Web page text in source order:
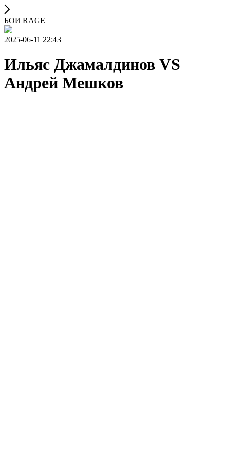
БОИ RAGE
2025-06-11 22:43
Ильяс Джамалдинов VS
Андрей Мешков